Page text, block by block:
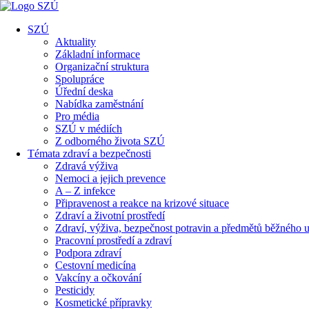
SZÚ
Aktuality
Základní informace
Organizační struktura
Spolupráce
Úřední deska
Nabídka zaměstnání
Pro média
SZÚ v médiích
Z odborného života SZÚ
Témata zdraví a bezpečnosti
Zdravá výživa
Nemoci a jejich prevence
A – Z infekce
Připravenost a reakce na krizové situace
Zdraví a životní prostředí
Zdraví, výživa, bezpečnost potravin a předmětů běžného
Pracovní prostředí a zdraví
Podpora zdraví
Cestovní medicína
Vakcíny a očkování
Pesticidy
Kosmetické přípravky